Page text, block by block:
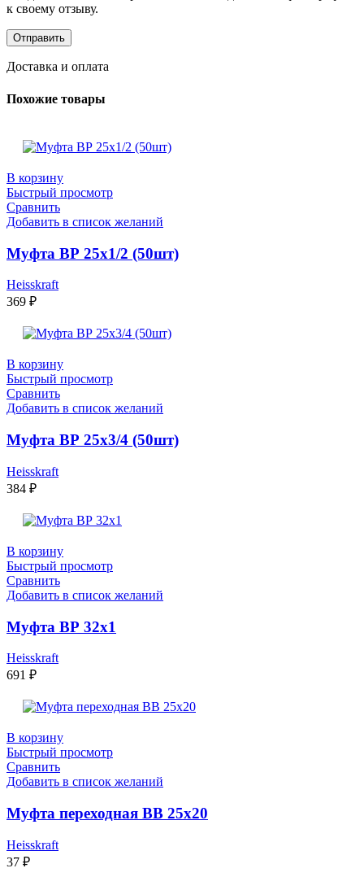
к своему отзыву.
Доставка и оплата
Похожие товары
В корзину
Быстрый просмотр
Сравнить
Добавить в список желаний
Муфта ВР 25х1/2 (50шт)
Heisskraft
369 ₽
В корзину
Быстрый просмотр
Сравнить
Добавить в список желаний
Муфта ВР 25х3/4 (50шт)
Heisskraft
384 ₽
В корзину
Быстрый просмотр
Сравнить
Добавить в список желаний
Муфта ВР 32х1
Heisskraft
691 ₽
В корзину
Быстрый просмотр
Сравнить
Добавить в список желаний
Муфта переходная ВВ 25х20
Heisskraft
37 ₽